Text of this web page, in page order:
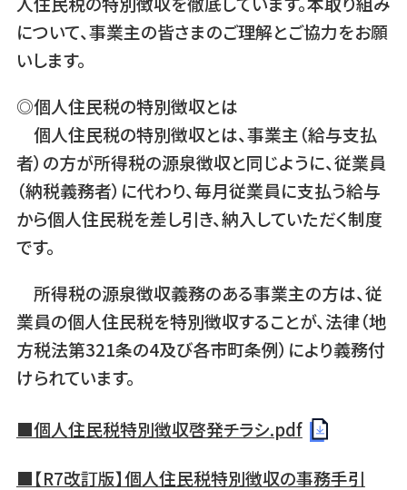
について、事業主の皆さまのご理解とご協力をお願
いします。
◎個人住民税の特別徴収とは
個人住民税の特別徴収とは、事業主（給与支払
者）の方が所得税の源泉徴収と同じように、従業員
（納税義務者）に代わり、毎月従業員に支払う給与
から個人住民税を差し引き、納入していただく制度
です。
所得税の源泉徴収義務のある事業主の方は、従
業員の個人住民税を特別徴収することが、法律（地
方税法第321条の4及び各市町条例）により義務付
けられています。
■個人住民税特別徴収啓発チラシ.pdf
■【R7改訂版】個人住民税特別徴収の事務手引